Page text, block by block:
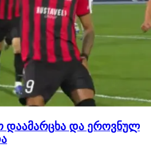
დაამარცხა და ეროვნულ